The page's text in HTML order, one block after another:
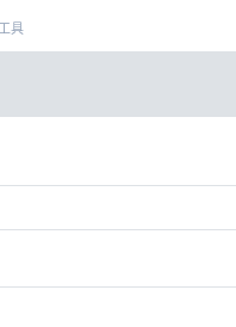
具